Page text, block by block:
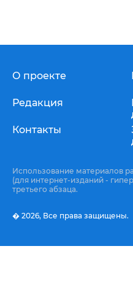
О проекте
Редакция
Контакты
Использование материалов
(для интернет-изданий -
третьего абзаца.
� 2026, Все права защищены.